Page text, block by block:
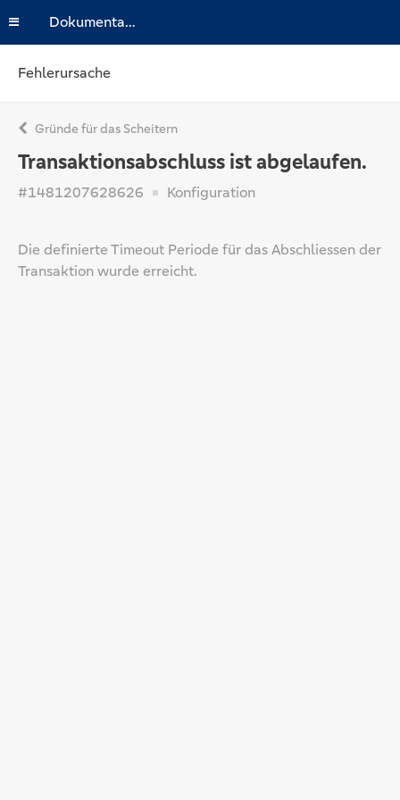
Dokumentation
Fehlerursache
Gründe für das Scheitern
Transaktionsabschluss ist abgelaufen.
#1481207628626 Konfiguration
Die definierte Timeout Periode für das Abschliessen der
Transaktion wurde erreicht.